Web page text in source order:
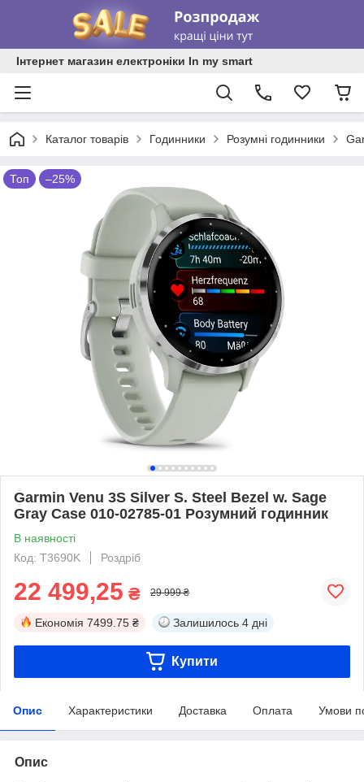
Інтернет магазин електроніки In my smart
Каталог товарів Годинники Розумні годинники
Топ –25%
Garmin Venu 3S Silver S. Steel Bezel w. Sage
Gray Case 010-02785-01 Розумний годинник
В наявності
Код: T3690K
Роздріб
22 499,25 ₴ 29 999 ₴
Економія 7499.75 ₴ Залишилось 4 дні
Купити
Опис Характеристики Доставка Оплата Умови
Опис